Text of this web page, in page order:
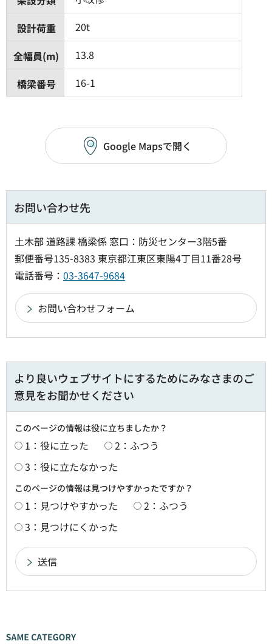
設計荷重
20t
全幅員(m)
13.8
橋梁番号
16-1
Google Mapsで開く
お問い合わせ先
土木部 道路課 橋梁係 窓口：防災センター3階5番
郵便番号135-8383 東京都江東区東陽4丁目11番28号
電話番号： 03-3647-9684
より良いウェブサイトにするためにみなさまのご
意見をお聞かせください
このページの情報は役に立ちましたか？
1：役に立った
2：ふつう
3：役に立たなかった
このページの情報は見つけやすかったですか？
1：見つけやすかった
2：ふつう
3：見つけにくかった